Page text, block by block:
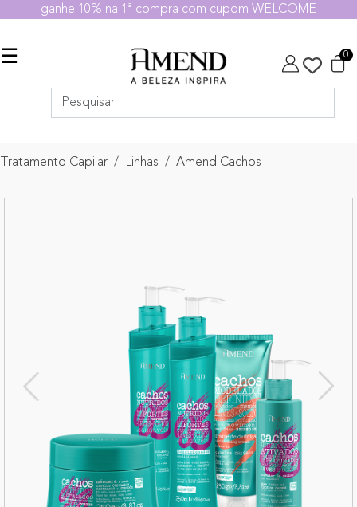
ganhe 10% na 1ª compra com cupom WELCOME
☰ 0
Tratamento Capilar Linhas Amend Cachos